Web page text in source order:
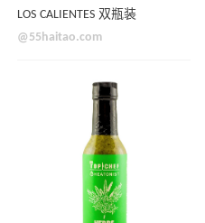
LOS CALIENTES 双瓶装
@55haitao.com